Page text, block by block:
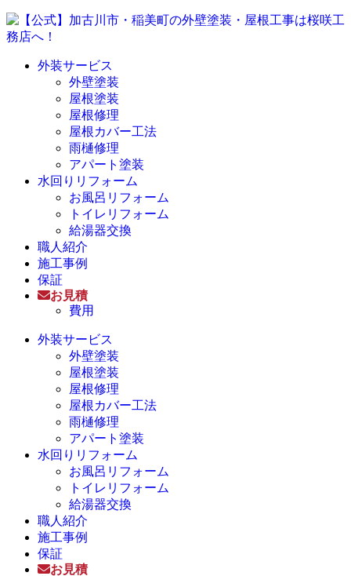
外装サービス
外壁塗装
屋根塗装
屋根修理
屋根カバー工法
雨樋修理
アパート塗装
水回りリフォーム
お風呂リフォーム
トイレリフォーム
給湯器交換
職人紹介
施工事例
保証
お見積
費用
外装サービス
外壁塗装
屋根塗装
屋根修理
屋根カバー工法
雨樋修理
アパート塗装
水回りリフォーム
お風呂リフォーム
トイレリフォーム
給湯器交換
職人紹介
施工事例
保証
お見積